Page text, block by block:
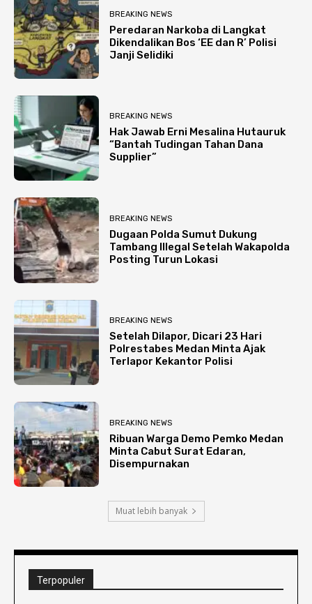
BREAKING NEWS
Peredaran Narkoba di Langkat
Dikendalikan Bos ‘EE dan R’ Polisi
Janji Selidiki
BREAKING NEWS
Hak Jawab Erni Mesalina Hutauruk
“Bantah Tudingan Tahan Dana
Supplier”
BREAKING NEWS
Dugaan Polda Sumut Dukung
Tambang Illegal Setelah Wakapolda
Posting Turun Lokasi
BREAKING NEWS
Setelah Dilapor, Dicari 23 Hari
Polrestabes Medan Minta Ajak
Terlapor Kekantor Polisi
BREAKING NEWS
Ribuan Warga Demo Pemko Medan
Minta Cabut Surat Edaran,
Disempurnakan
Muat lebih banyak
Terpopuler